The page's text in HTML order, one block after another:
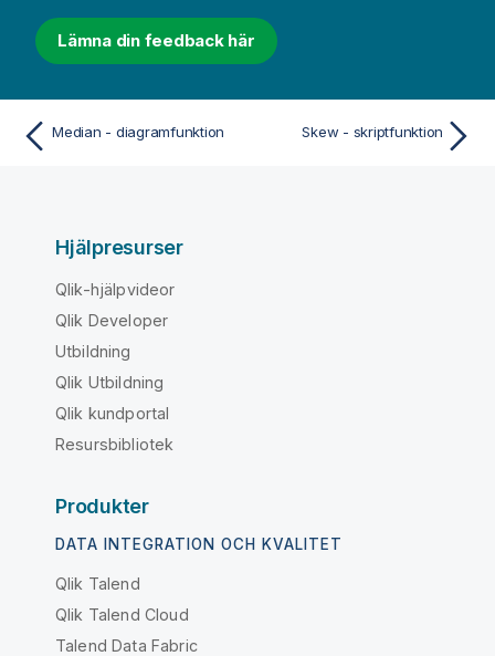
Lämna din feedback här
Median - diagramfunktion Skew - skriptfunktion
Hjälpresurser
Qlik-hjälpvideor
Qlik Developer
Utbildning
Qlik Utbildning
Qlik kundportal
Resursbibliotek
Produkter
DATA INTEGRATION OCH KVALITET
Qlik Talend
Qlik Talend Cloud
Talend Data Fabric